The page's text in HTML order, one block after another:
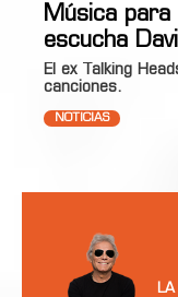
Música para
escucha
El ex Talking
canciones.
NOTICIAS